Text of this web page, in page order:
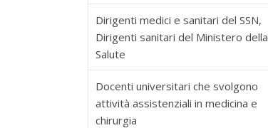
Dirigenti medici e sanitari del SSN,
Dirigenti sanitari del Ministero della
Salute
Docenti universitari che svolgono
attività assistenziali in medicina e
chirurgia